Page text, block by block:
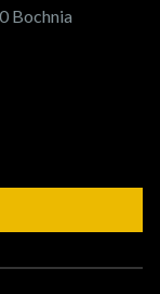
Bochnia